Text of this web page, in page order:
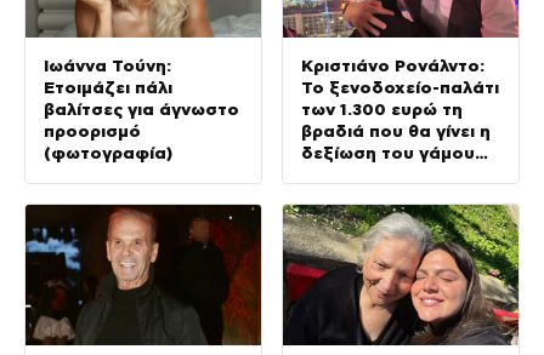
Ιωάννα Τούνη:
Ετοιμάζει πάλι
βαλίτσες για άγνωστο
προορισμό
(φωτογραφία)
Κριστιάνο Ρονάλντο:
Το ξενοδοχείο-παλάτι
των 1.300 ευρώ τη
βραδιά που θα γίνει η
δεξίωση του γάμου